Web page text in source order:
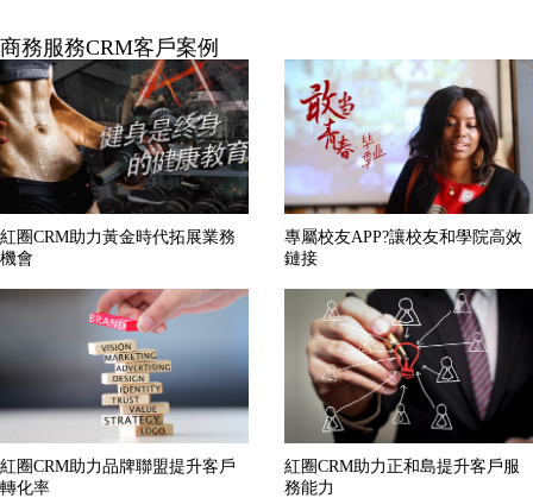
商務服務CRM客戶案例
紅圈CRM助力黃金時代拓展業務
機會
專屬校友APP?讓校友和學院高效
鏈接
紅圈CRM助力品牌聯盟提升客戶
轉化率
紅圈CRM助力正和島提升客戶服
務能力